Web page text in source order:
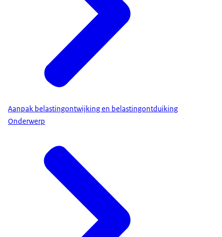
Aanpak belastingontwijking en belastingontduiking
Onderwerp